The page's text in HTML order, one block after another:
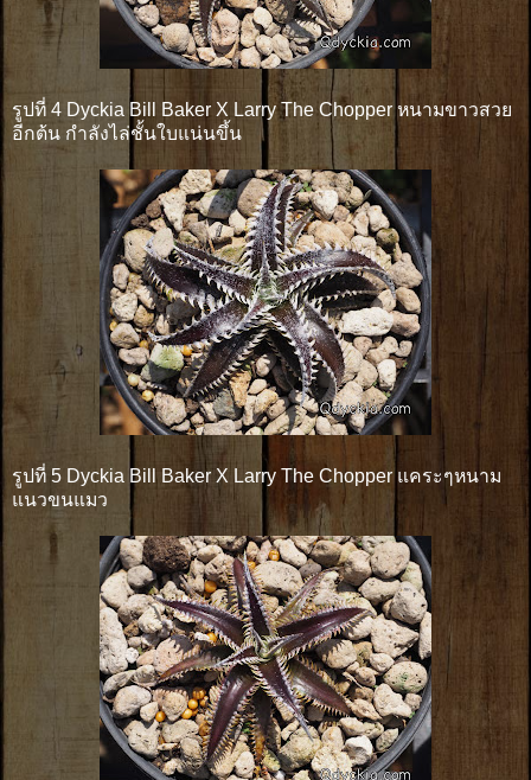
รูปที่ 4 Dyckia Bill Baker X Larry The Chopper หนามขาวสวย
อีกต้น กำลังไล่ชั้นใบแน่นขึ้น
รูปที่ 5 Dyckia Bill Baker X Larry The Chopper แคระๆหนาม
แนวขนแมว